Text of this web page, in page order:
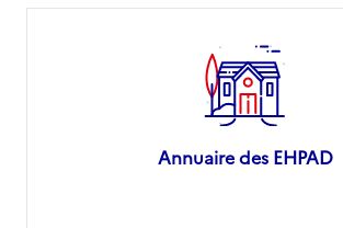
Annuaire des EHPAD